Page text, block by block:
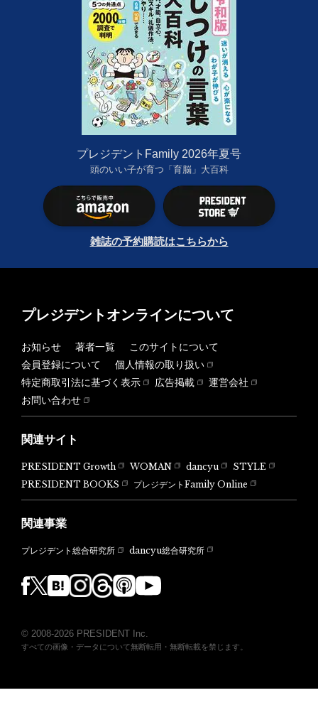
プレジデントFamily 2026年夏号
頭のいい子が育つ「育脳」大百科
雑誌の予約購読はこちらから
プレジデントオンラインについて
お知らせ 著者一覧
このサイトについて
会員登録について
個人情報の取り扱い
特定商取引法に基づく表示
広告掲載
運営会社
お問い合わせ
関連サイト
PRESIDENT Growth WOMAN dancyu
STYLE
PRESIDENT BOOKS
プレジデントFamily Online
関連事業
プレジデント総合研究所 dancyu総合研究所
© 2008-2026 PRESIDENT Inc.
すべての画像・データについて無断転用・無断転載を禁じます。